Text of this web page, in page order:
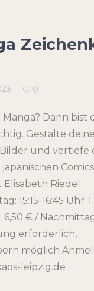
0
Manga? Dann bist
Gestalte deine
und vertiefe
Comics.
Elisabeth Riedel
15:15-16:45 Uhr
6,50 € /
erforderlich,
möglich
leipzig.de